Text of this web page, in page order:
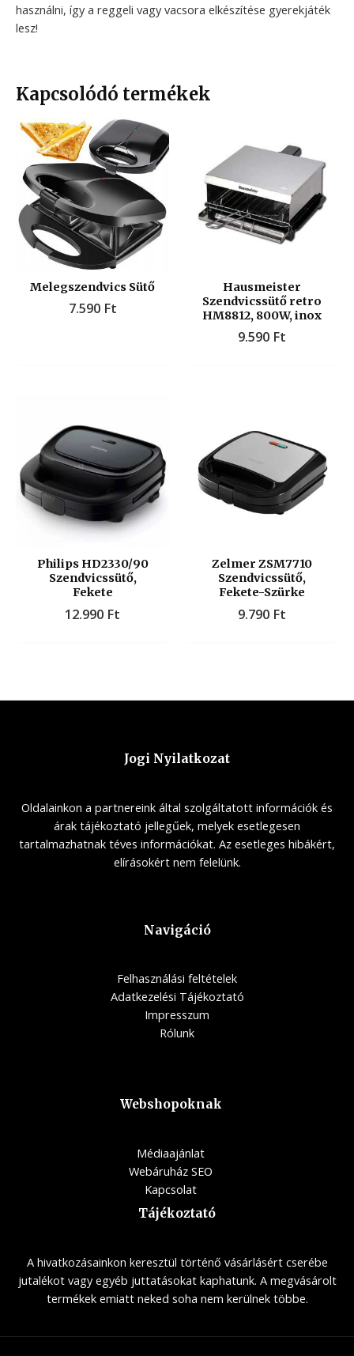
használni, így a reggeli vagy vacsora elkészítése gyerekjáték
lesz!
Kapcsolódó termékek
Melegszendvics Sütő
7.590 Ft
Hausmeister
Szendvicssütő retro
HM8812, 800W, inox
9.590 Ft
Philips HD2330/90
Szendvicssütő,
Fekete
12.990 Ft
Zelmer ZSM7710
Szendvicssütő,
Fekete-Szürke
9.790 Ft
Jogi Nyilatkozat
Oldalainkon a partnereink által szolgáltatott információk és
árak tájékoztató jellegűek, melyek esetlegesen
tartalmazhatnak téves információkat. Az esetleges hibákért,
elírásokért nem felelünk.
Navigáció
Felhasználási feltételek
Adatkezelési Tájékoztató
Impresszum
Rólunk
Webshopoknak
Médiaajánlat
Webáruház SEO
Kapcsolat
Tájékoztató
A hivatkozásainkon keresztül történő vásárlásért cserébe
jutalékot vagy egyéb juttatásokat kaphatunk. A megvásárolt
termékek emiatt neked soha nem kerülnek többe.